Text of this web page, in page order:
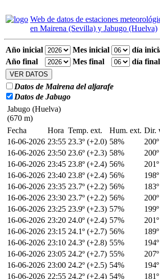
Web de datos de estaciones
en Mairena (Sevilla) y Jabugo (Huelva)
Año inicial Mes inicial
día
Año final
Mes final día final
Datos de Mairena del aljarafe
Datos de Jabugo
Jabugo (Huelva)
(670 m)
Fecha
Hora Temp. ext. Hum. ext. Dir.
16-06-2026 23:55 23.3º (+2.0) 58%
16-06-2026 23:50 23.6º (+2.3) 58%
16-06-2026 23:45 23.8º (+2.4) 56%
16-06-2026 23:40 23.8º (+2.4) 56%
16-06-2026 23:35 23.7º (+2.2) 56%
16-06-2026 23:30 23.7º (+2.2) 56%
16-06-2026 23:25 23.9º (+2.3) 57%
16-06-2026 23:20 24.0º (+2.4) 57%
16-06-2026 23:15 24.1º (+2.7) 56%
16-06-2026 23:10 24.3º (+2.8) 55%
16-06-2026 23:05 24.2º (+2.7) 55%
16-06-2026 23:00 24.2º (+2.5) 54%
16-06-2026 22:55 24.2º (+2.4) 54%